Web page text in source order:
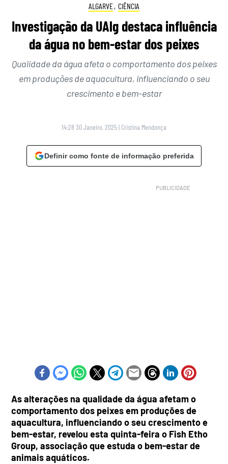
ALGARVE, CIÊNCIA
Investigação da UAlg destaca influência
da água no bem-estar dos peixes
Qualidade da água afeta o comportamento dos peixes
em produções de aquacultura, influenciando o seu
crescimento e bem-estar
14:28 30 Janeiro, 2025 | Cristina Mendonça
Definir como fonte de informação preferida
As alterações na qualidade da água afetam o
comportamento dos peixes em produções de
aquacultura, influenciando o seu crescimento e
bem-estar, revelou esta quinta-feira o Fish Etho
Group, associação que estuda o bem-estar de
animais aquáticos.